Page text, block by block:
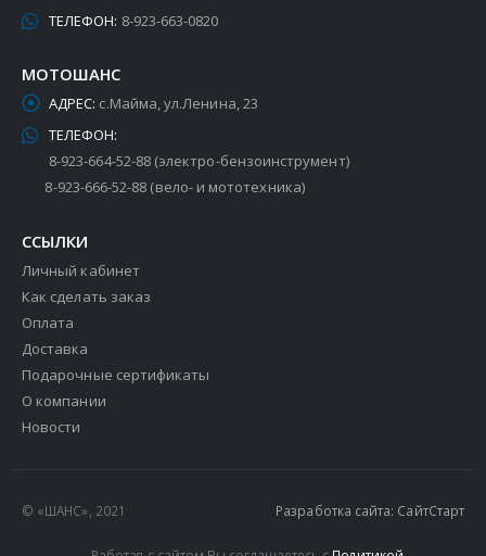
ТЕЛЕФОН: 8-923-663-0820
МОТОШАНС
АДРЕС: с.Майма, ул.Ленина, 23
ТЕЛЕФОН:
8-923-664-52-88 (электро-бензоинструмент)
8-923-666-52-88 (вело- и мототехника)
ССЫЛКИ
Личный кабинет
Как сделать заказ
Оплата
Доставка
Подарочные сертификаты
О компании
Новости
© «ШАНС», 2021 Разработка сайта: СайтСтарт